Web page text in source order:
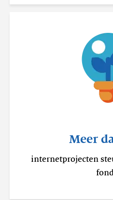
Meer
internetprojecten